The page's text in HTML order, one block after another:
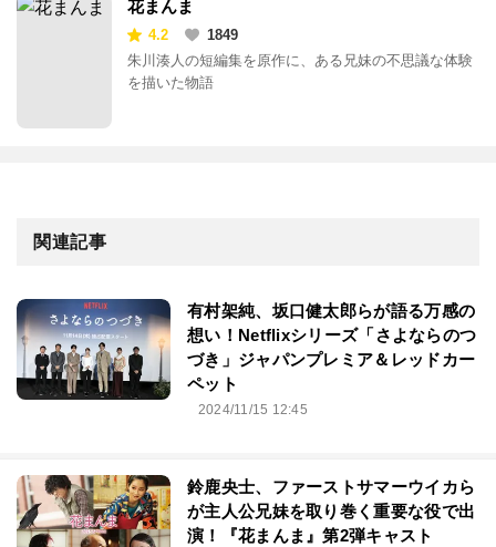
花まんま
4.2
1849
朱川湊人の短編集を原作に、ある兄妹の不思議な体験
を描いた物語
関連記事
有村架純、坂口健太郎らが語る万感の
想い！Netflixシリーズ「さよならのつ
づき」ジャパンプレミア＆レッドカー
ペット
2024/11/15 12:45
鈴鹿央士、ファーストサマーウイカら
が主人公兄妹を取り巻く重要な役で出
演！『花まんま』第2弾キャスト